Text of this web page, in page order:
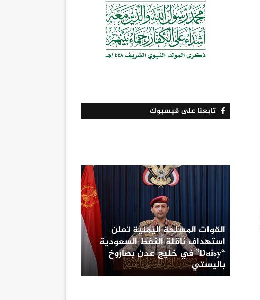
تابعنا على فيسبوك
القوات المسلحة اليمنية تعلن
استهداف ناقلة النفط السعودية
“Daisy” في خليج عدن بصاروخ
باليستي